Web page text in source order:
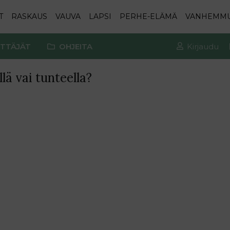
RASKAUS VAUVA LAPSI PERHE-ELÄMÄ
OHJEITA Kirjaudu
vai tunteella?